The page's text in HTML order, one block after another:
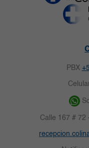
PBX
Calle 167 # 72